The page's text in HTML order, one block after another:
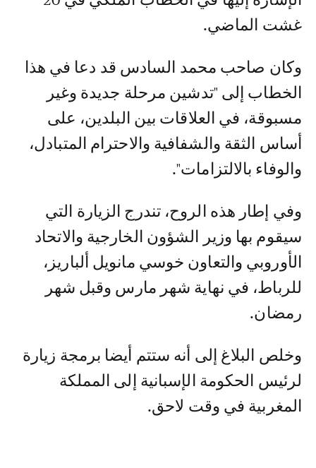
غشت الماضي.
وكان صاحب محمد السادس قد دعا في هذا
الخطاب إلى "تدشين مرحلة جديدة وغير
مسبوقة، في العلاقات بين البلدين، على
أساس الثقة والشفافية والاحترام المتبادل،
والوفاء بالالتزامات".
وفي إطار هذه الروح، تندرج الزيارة التي
سيقوم بها وزير الشؤون الخارجية والاتحاد
الأوروبي والتعاون خوسي مانويل ألباريز،
للرباط، في نهاية شهر مارس وقبل شهر
رمضان.
وخلص البلاغ إلى أنه ستتم أيضا برمجة زيارة
لرئيس الحكومة الإسبانية إلى المملكة
المغربية في وقت لاحق.